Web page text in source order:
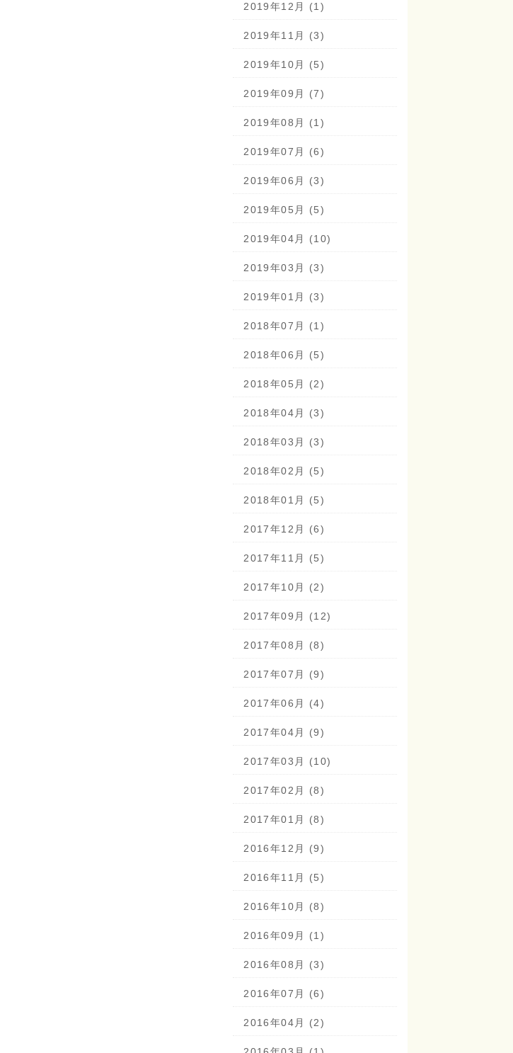
2019年12月 (1)
2019年11月 (3)
2019年10月 (5)
2019年09月 (7)
2019年08月 (1)
2019年07月 (6)
2019年06月 (3)
2019年05月 (5)
2019年04月 (10)
2019年03月 (3)
2019年01月 (3)
2018年07月 (1)
2018年06月 (5)
2018年05月 (2)
2018年04月 (3)
2018年03月 (3)
2018年02月 (5)
2018年01月 (5)
2017年12月 (6)
2017年11月 (5)
2017年10月 (2)
2017年09月 (12)
2017年08月 (8)
2017年07月 (9)
2017年06月 (4)
2017年04月 (9)
2017年03月 (10)
2017年02月 (8)
2017年01月 (8)
2016年12月 (9)
2016年11月 (5)
2016年10月 (8)
2016年09月 (1)
2016年08月 (3)
2016年07月 (6)
2016年04月 (2)